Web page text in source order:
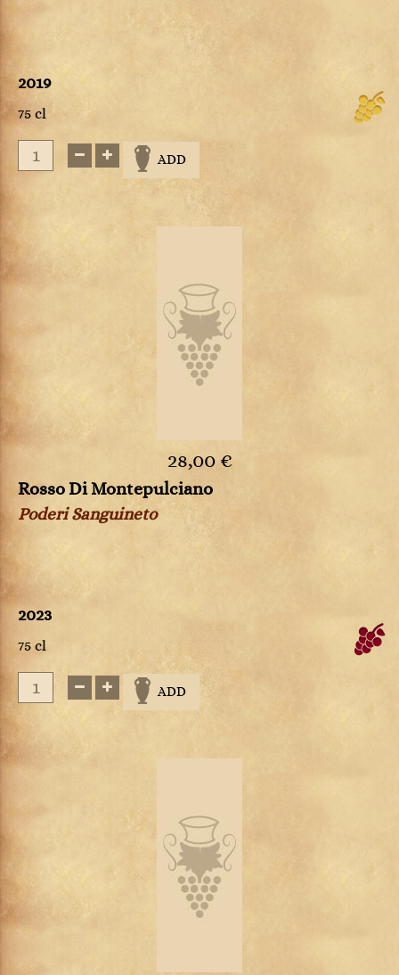
2019
75 cl
ADD
28,00 €
Rosso Di Montepulciano
Poderi Sanguineto
2023
75 cl
ADD